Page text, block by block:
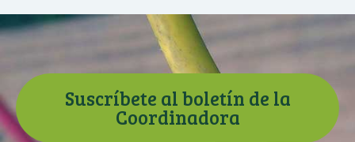
Suscríbete al boletín de la
Coordinadora